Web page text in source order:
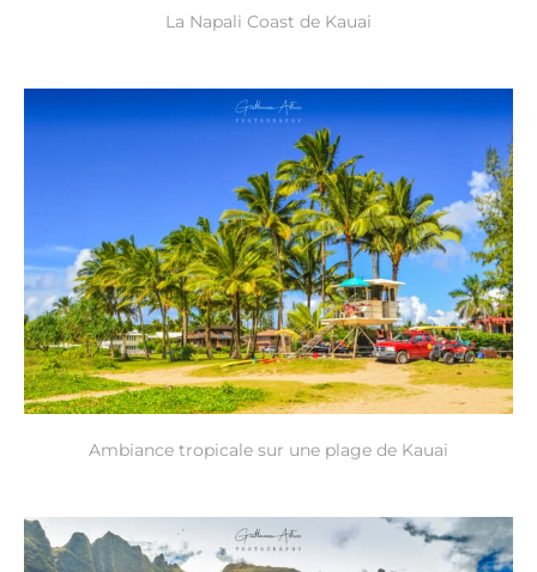
La Napali Coast de Kauai
Ambiance tropicale sur une plage de Kauai